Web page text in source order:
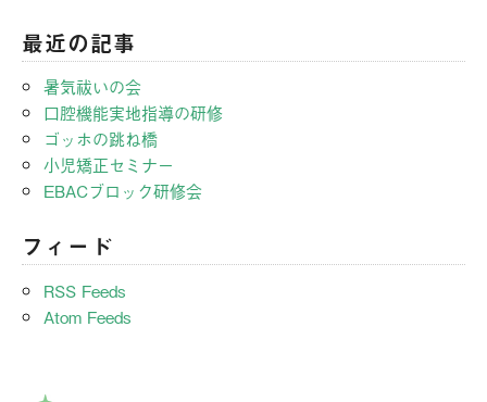
最近の記事
暑気祓いの会
口腔機能実地指導の研修
ゴッホの跳ね橋
小児矯正セミナー
EBACブロック研修会
フィード
RSS Feeds
Atom Feeds